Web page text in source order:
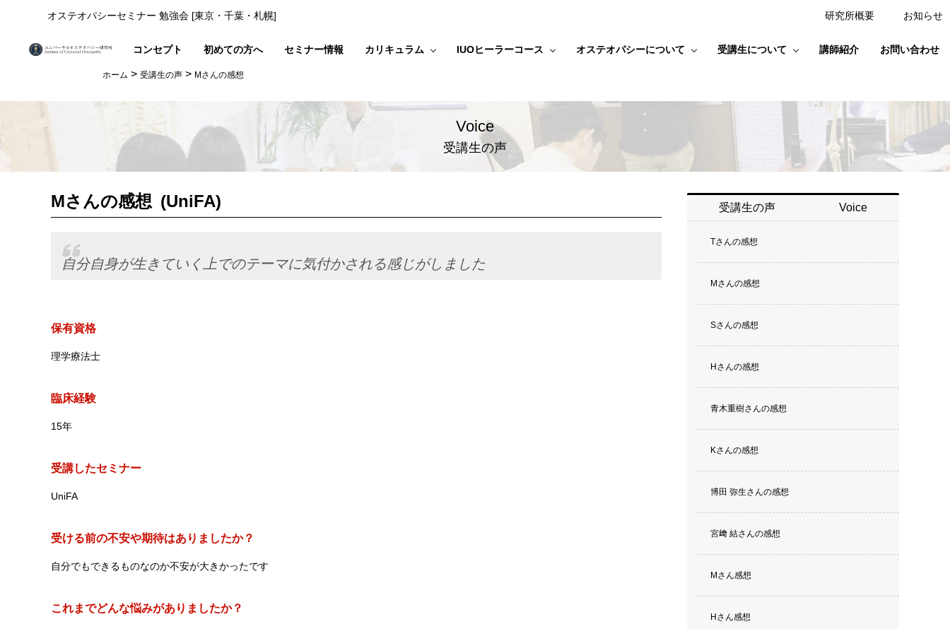
オステオパシーセミナー 勉強会 [東京・千葉・札幌] 研究所概要 お知らせ
コンセプト 初めての方へ セミナー情報 カリキュラム IUOヒーラーコース オステオパシーについて 受講生について 講師紹介 お問い合わせ
ホーム > 受講生の声 > Mさんの感想
Voice
受講生の声
Mさんの感想 (UniFA)
自分自身が生きていく上でのテーマに気付かされる感じがしました
保有資格
理学療法士
臨床経験
15年
受講したセミナー
UniFA
受ける前の不安や期待はありましたか？
自分でもできるものなのか不安が大きかったです
これまでどんな悩みがありましたか？
受講生の声 Voice
Tさんの感想
Mさんの感想
Sさんの感想
Hさんの感想
青木重樹さんの感想
Kさんの感想
博田 弥生さんの感想
宮﨑 結さんの感想
Mさん感想
Hさん感想